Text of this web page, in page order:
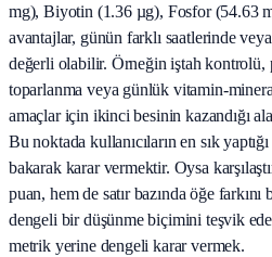
mg), Biyotin (1.36 µg), Fosfor (54.63
avantajlar, günün farklı saatlerinde
değerli olabilir. Örneğin iştah kontrolü,
toparlanma veya günlük vitamin-
amaçlar için ikinci besinin kazandığı
Bu noktada kullanıcıların en sık
bakarak karar vermektir. Oysa
puan, hem de satır bazında öğe
dengeli bir düşünme biçimini teşvik
metrik yerine dengeli karar vermek.